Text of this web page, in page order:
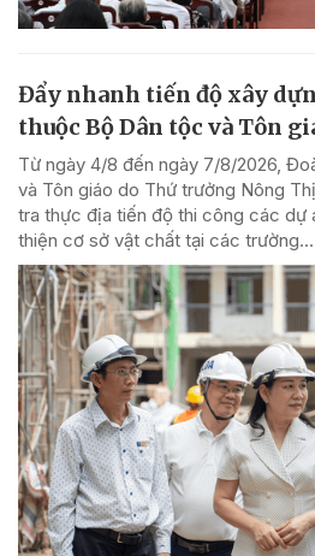
Đẩy nhanh tiến độ xây
thuộc Bộ Dân tộc và Tôn
Từ ngày 4/8 đến ngày 7/8/2026,
và Tôn giáo do Thứ trưởng Nông
tra thực địa tiến độ thi công các dự
thiện cơ sở vật chất tại các trường...